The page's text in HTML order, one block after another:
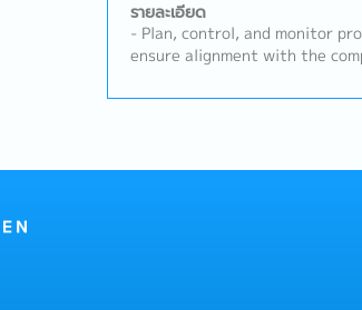
รายละเอียด
- Plan, control, and monitor
ensure alignment with the
including personnel,
enhance their skills,
Administration, and other
company standards and
Ensure all operations comply